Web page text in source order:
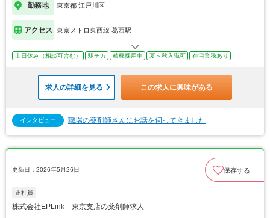
勤務地 東京都 江戸川区
アクセス 東京メトロ東西線 葛西駅
土日休み（相談可含む） 駅チカ 積極採用中 夏～秋入職可 在宅業務あり
求人の詳細を見る この求人に興味がある
インタビュー 職場の薬剤師さんにお話を伺ってきました
更新日：2026年5月26日 保存する
正社員
株式会社EPLink 東京支店の薬剤師求人